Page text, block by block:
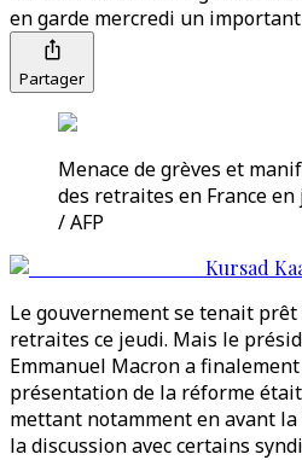
en garde mercredi un
Partager
Menace de grèves et
des retraites en France en
/ AFP
Kursad
Le gouvernement se tenait
retraites ce jeudi. Mais le
Emmanuel Macron a
présentation de la réforme
mettant notamment en avant
la discussion avec certains